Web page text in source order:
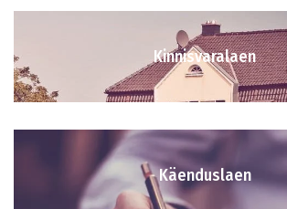
Kinnisvaralaen
Käenduslaen